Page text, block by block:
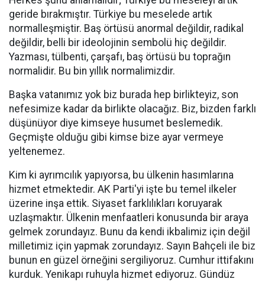
geride bırakmıştır. Türkiye bu meselede artık
normalleşmiştir. Baş örtüsü anormal değildir, radikal
değildir, belli bir ideolojinin sembolü hiç değildir.
Yazması, tülbenti, çarşafı, baş örtüsü bu toprağın
normalidir. Bu bin yıllık normalimizdir.
Başka vatanımız yok biz burada hep birlikteyiz, son
nefesimize kadar da birlikte olacağız. Biz, bizden farklı
düşünüyor diye kimseye husumet beslemedik.
Geçmişte olduğu gibi kimse bize ayar vermeye
yeltenemez.
Kim ki ayrımcılık yapıyorsa, bu ülkenin hasımlarına
hizmet etmektedir. AK Parti'yi işte bu temel ilkeler
üzerine inşa ettik. Siyaset farklılıkları koruyarak
uzlaşmaktır. Ülkenin menfaatleri konusunda bir araya
gelmek zorundayız. Bunu da kendi ikbalimiz için değil
milletimiz için yapmak zorundayız. Sayın Bahçeli ile biz
bunun en güzel örneğini sergiliyoruz. Cumhur ittifakını
kurduk. Yenikapı ruhuyla hizmet ediyoruz. Gündüz